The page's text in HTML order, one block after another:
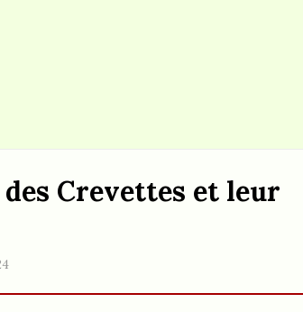
Crevettes et leur